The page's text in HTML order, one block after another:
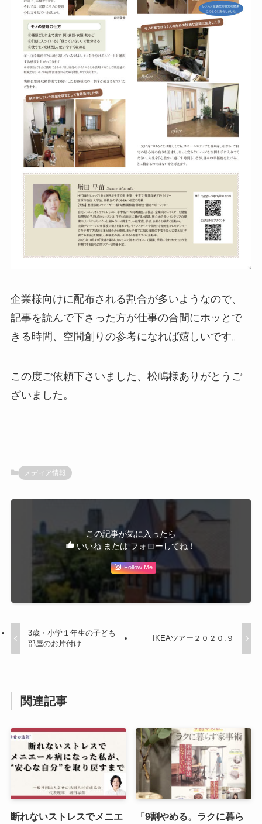
企業様向けに配布される割合が多いようなので、
記事を読んで下さった方が仕事の合間にホッとで
きる時間、空間創りの参考になれば嬉しいです。
この度ご依頼下さいました、松嶋様ありがとうご
ざいました。
メディア情報
この記事が気に入ったら
いいね または フォローしてね！
Follow Me
3歳・小学１年生の子ども
部屋のお片付け
IKEAツアー２０２０.９
関連記事
断れないストレスでメニエ
「9割やめる。ラクに暮ら